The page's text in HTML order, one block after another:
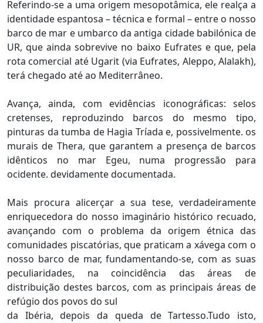
Referindo-se a uma origem mesopotâmica, ele realça a
identidade espantosa – técnica e formal – entre o nosso
barco de mar e umbarco da antiga cidade babilónica de
UR, que ainda sobrevive no baixo Eufrates e que, pela
rota comercial até Ugarit (via Eufrates, Aleppo, Alalakh),
terá chegado até ao Mediterrâneo.
Avança, ainda, com evidências iconográficas: selos
cretenses, reproduzindo barcos do mesmo tipo,
pinturas da tumba de Hagia Tríada e, possivelmente. os
murais de Thera, que garantem a presença de barcos
idênticos no mar Egeu, numa progressão para
ocidente. devidamente documentada.
Mais procura alicerçar a sua tese, verdadeiramente
enriquecedora do nosso imaginário histórico recuado,
avançando com o problema da origem étnica das
comunidades piscatórias, que praticam a xávega com o
nosso barco de mar, fundamentando-se, com as suas
peculiaridades, na coincidência das áreas de
distribuição destes barcos, com as principais áreas de
refúgio dos povos do sul
da Ibéria, depois da queda de Tartesso.Tudo isto,